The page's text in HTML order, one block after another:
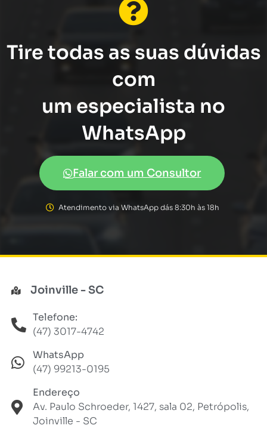
Tire todas as suas dúvidas
com
um especialista no
WhatsApp
Falar com um Consultor
Atendimento via WhatsApp dás 8:30h às 18h
Joinville - SC
Telefone:
(47) 3017-4742
WhatsApp
(47) 99213-0195
Endereço
Av. Paulo Schroeder, 1427, sala 02, Petrópolis,
Joinville - SC